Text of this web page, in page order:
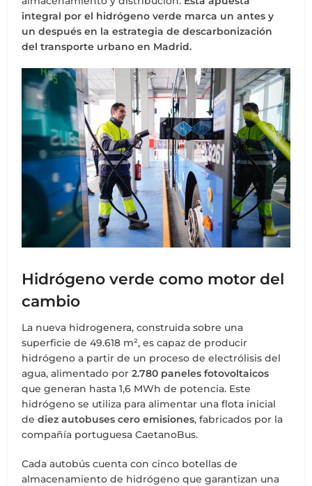
integral por el hidrógeno verde marca un antes y
un después en la estrategia de descarbonización
del transporte urbano en Madrid.
Hidrógeno verde como motor del
cambio
La nueva hidrogenera, construida sobre una
superficie de 49.618 m², es capaz de producir
hidrógeno a partir de un proceso de electrólisis del
agua, alimentado por2.780 paneles fotovoltaicos
que generan hasta 1,6 MWh de potencia. Este
hidrógeno se utiliza para alimentar una flota inicial
dediez autobuses cero emisiones, fabricados por la
compañía portuguesa CaetanoBus.
Cada autobús cuenta con cinco botellas de
almacenamiento de hidrógeno que garantizan una